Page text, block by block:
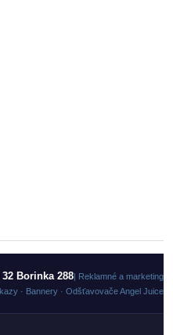
Borinka 288| Reklamné a
· Bannery · Odšťavovače Angel Juicer